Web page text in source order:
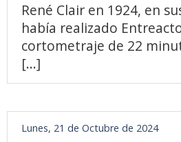
René Clair en 1924, en
había realizado
cortometraje de 22
[...]
Lunes, 21 de Octubre de 2024